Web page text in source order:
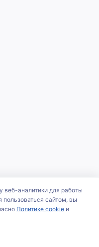
аналитики для работы
сайтом, вы
Политике cookie и